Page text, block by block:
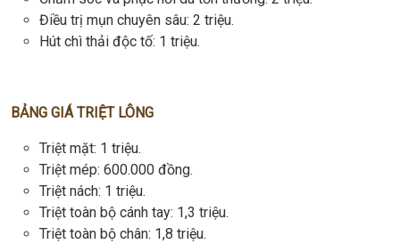
Điều trị mụn chuyên sâu: 2 triệu.
Hút chì thải độc tố: 1 triệu.
BẢNG GIÁ TRIỆT LÔNG
Triệt mặt: 1 triệu.
Triệt mép: 600.000 đồng.
Triệt nách: 1 triệu.
Triệt toàn bộ cánh tay: 1,3 triệu.
Triệt toàn bộ chân: 1,8 triệu.